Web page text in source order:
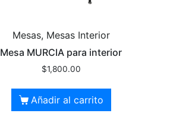
Mesas, Mesas Interior
Mesa MURCIA para interior
$1,800.00
Añadir al carrito